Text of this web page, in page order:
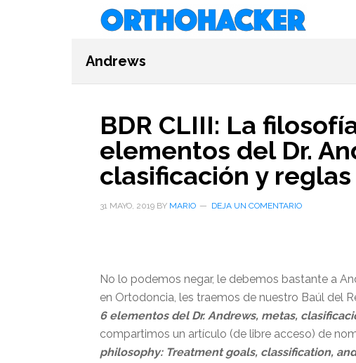
Andrews
BDR CLIII: La
elementos del Dr.
clasificación y
31 MAYO, 2019 BY MARIO DEJA UN COMENTARIO
No lo podemos negar, le debemos bastante a
en Ortodoncia, les traemos de nuestro Baúl del
6 elementos del Dr. Andrews, metas,
compartimos un artículo (de libre acceso) de
philosophy: Treatment goals, classification,